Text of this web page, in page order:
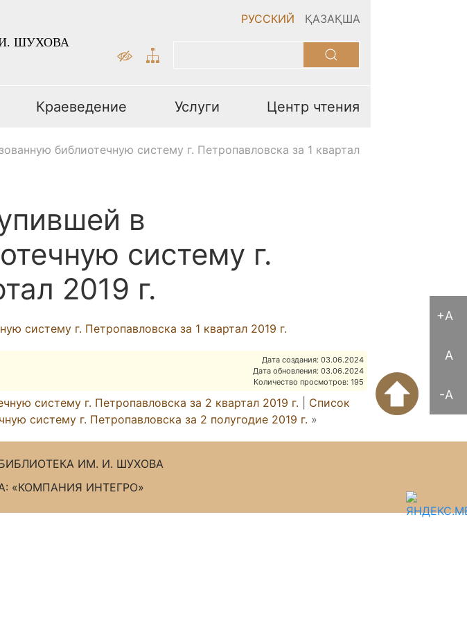
+A
A
-A
ШУХОВА
РУССКИЙ ҚАЗАҚША
Краеведение Услуги Центр чтения
библиотечную систему г. Петропавловска за 1 квартал
в
систему г.
2019 г.
систему г. Петропавловска за 1 квартал 2019 г.
Дата создания: 03.06.2024
Дата обновления: 03.06.2024
Количество просмотров: 195
систему г. Петропавловска за 2 квартал 2019 г.
Список
систему г. Петропавловска за 2 полугодие 2019 г. »
ИМ. И. ШУХОВА
«КОМПАНИЯ ИНТЕГРО»